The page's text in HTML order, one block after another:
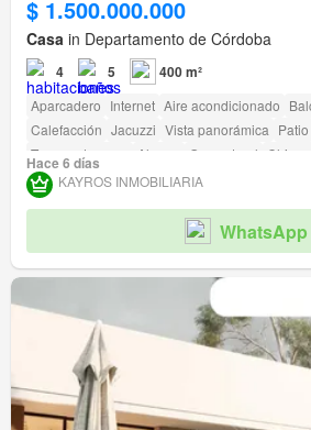
$ 1.500.000.000
Casa in Departamento de Córdoba
4 5 400 m²
Aparcadero Internet Aire acondicionado
Calefacción Jacuzzi Vista panorámica Patio
Tanque de agua
Alarma Gas natural
Seguridad privada Gimnasio
Jardín
Acceso para personas con discapacidad
Hace 6 días
KAYROS INMOBILIARIA
WhatsApp